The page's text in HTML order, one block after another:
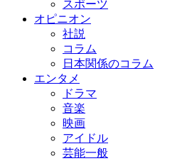
スポーツ
オピニオン
社説
コラム
日本関係のコラム
エンタメ
ドラマ
音楽
映画
アイドル
芸能一般